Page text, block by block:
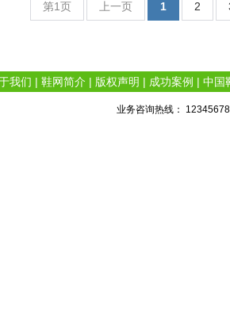
第1页 上一页 1 2
我们 | 鞋网简介 | 版权声明 | 成功案例 | 中国
业务咨询热线：